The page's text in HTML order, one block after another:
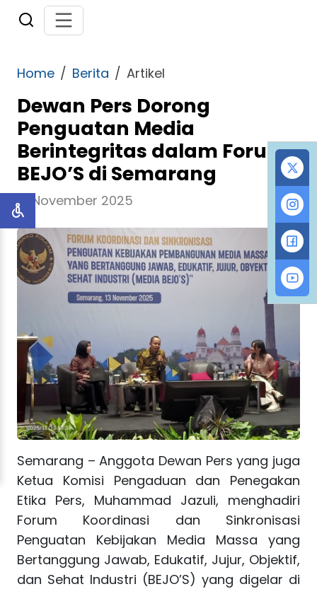
Home Berita Artikel
Dewan Pers Dorong
Penguatan Media
Berintegritas dalam Forum
BEJO’S di Semarang
13 November 2025
Semarang – Anggota Dewan Pers yang juga
Ketua Komisi Pengaduan dan Penegakan
Etika Pers, Muhammad Jazuli, menghadiri
Forum Koordinasi dan Sinkronisasi
Penguatan Kebijakan Media Massa yang
Bertanggung Jawab, Edukatif, Jujur, Objektif,
dan Sehat Industri (BEJO’S) yang digelar di